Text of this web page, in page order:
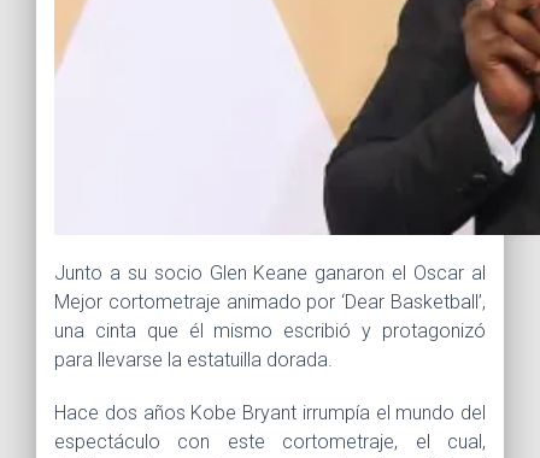
Junto a su socio Glen Keane ganaron el Oscar al
Mejor cortometraje animado por ‘Dear Basketball’,
una cinta que él mismo escribió y protagonizó
para llevarse la estatuilla dorada.
Hace dos años Kobe Bryant irrumpía el mundo del
espectáculo con este cortometraje, el cual,